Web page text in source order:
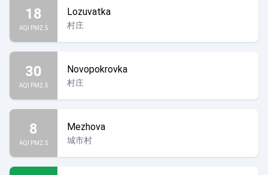
18
AQI PM2.5
Lozuvatka
村庄
30
AQI PM2.5
Novopokrovka
村庄
8
AQI PM2.5
Mezhova
城市村